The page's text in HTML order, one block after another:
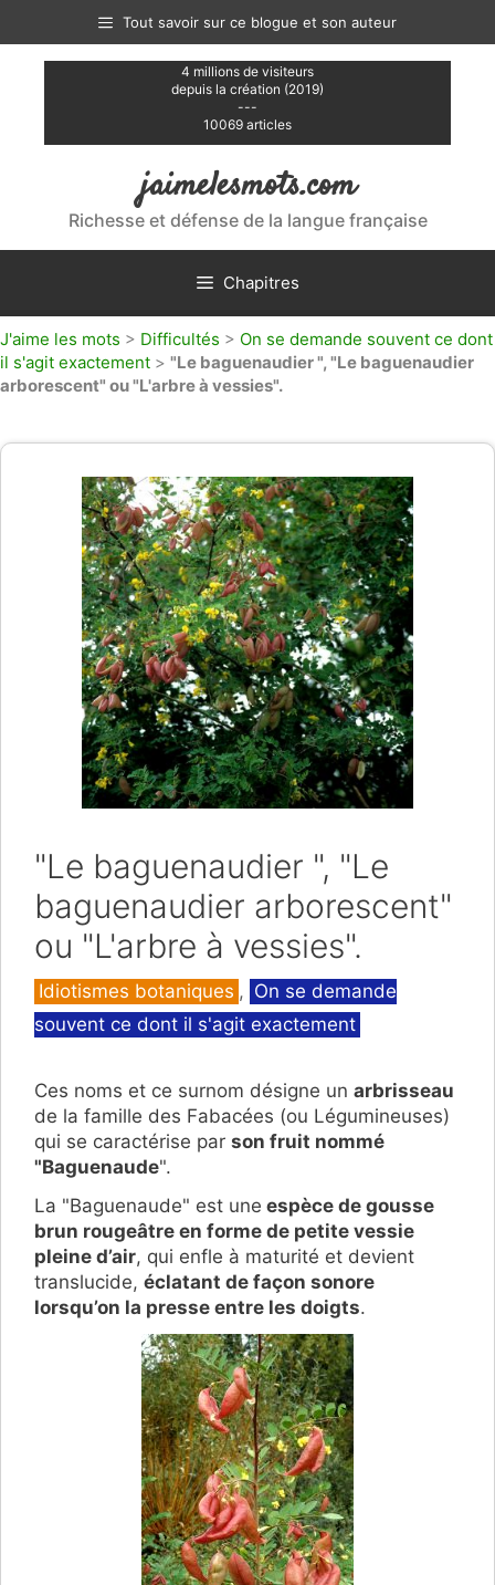
contenu
Tout savoir sur ce blogue et son auteur
4 millions de visiteurs
depuis la création (2019)
---
10069 articles
jaimelesmots.com
Richesse et défense de la langue française
Chapitres
J'aime les mots > Difficultés > On se demande souvent ce dont
il s'agit exactement > "Le baguenaudier ", "Le baguenaudier
arborescent" ou "L'arbre à vessies".
"Le baguenaudier ", "Le
baguenaudier arborescent"
ou "L'arbre à vessies".
Catégories
Idiotismes botaniques , On se demande
souvent ce dont il s'agit exactement
Ces noms et ce surnom désigne un arbrisseau
de la famille des Fabacées (ou Légumineuses)
qui se caractérise par son fruit nommé
"Baguenaude".
La "Baguenaude" est une espèce de gousse
brun rougeâtre en forme de petite vessie
pleine d’air, qui enfle à maturité et devient
translucide, éclatant de façon sonore
lorsqu’on la presse entre les doigts.